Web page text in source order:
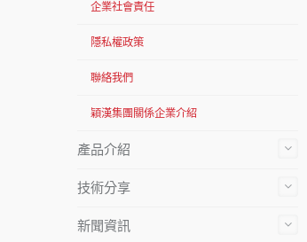
企業社會責任
隱私權政策
聯絡我們
穎漢集團關係企業介紹
產品介紹
技術分享
新聞資訊